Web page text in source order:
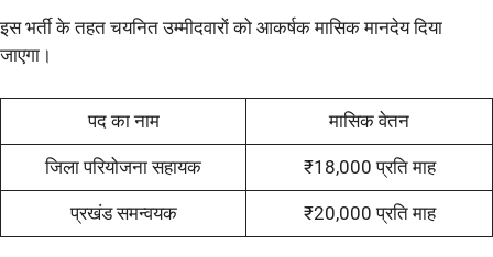
इस भर्ती के तहत चयनित उम्मीदवारों को आकर्षक मासिक मानदेय दिया
जाएगा।
पद का नाम मासिक वेतन
जिला परियोजना सहायक ₹18,000 प्रति माह
प्रखंड समन्वयक ₹20,000 प्रति माह